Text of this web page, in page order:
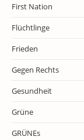
First Nation
Flüchtlinge
Frieden
Gegen Rechts
Gesundheit
Grüne
GRÜNEs